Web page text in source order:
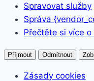
Spravovat služby
Správa
Přečtěte si více
Příjmout Odmítnout
Zásady cookies